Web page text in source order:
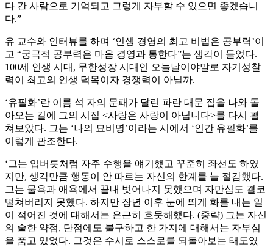
다 간 사람으로 기억되고 그렇게 자부할 수 있으면 좋겠습니
다.”
유 교수와 인터뷰를 하며 ‘인생 경영의 최고 비법은 공부력’이
고 “궁극적 공부력은 마음 경영과 통한다”는 생각이 들었다.
100세 인생 시대, 무한성장 시대인 오늘날이야말로 자기성찰
력이 최고의 인생 덕목이자 경쟁력이 아닐까.
‘유필화’란 이름 석 자의 문패가 달린 파란 대문 집을 나와 돌
아오는 길에 그의 시집 <사랑은 사랑이 아닙니다>를 다시 펼
쳐보았다. 그는 ‘나의 묘비명’이라는 시에서 ‘인간 유필화’를
이렇게 관조한다.
‘그는 입버릇처럼 자주 수행을 얘기했고 꾸준히 좌선도 하였
지만, 생각만큼 행동이 안 따르는 자신의 한계를 늘 절감했다.
그는 물욕과 애욕에서 끝내 벗어나지 못했으며 자만심도 결코
떨쳐버리지 못했다. 하지만 장년 이후 눈에 띄게 화를 내는 일
이 적어진 것에 대해서는 은근히 흐뭇해했다. (중략) 그는 자신
의 숱한 약점, 단점에도 불구하고 한 가지에 대해서는 자부심
을 품고 있었다. 그것은 수시로 스스로를 되돌아보는 태도였